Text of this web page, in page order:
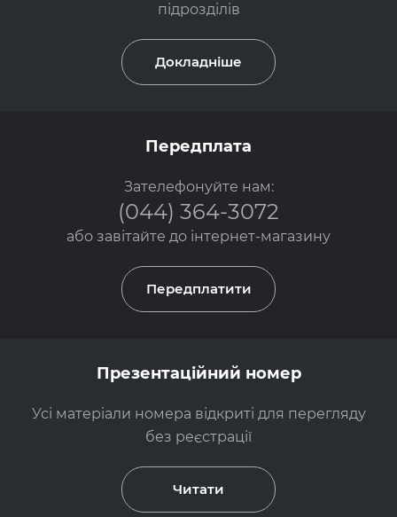
підрозділів
Докладніше
Передплата
Зателефонуйте нам:
(044) 364-3072
або завітайте до інтернет-магазину
Передплатити
Презентаційний номер
Усі матеріали номера відкриті для перегляду
без реєстрації
Читати